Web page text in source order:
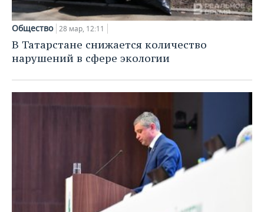
Общество 28 мар, 12:11
В Татарстане снижается количество
нарушений в сфере экологии